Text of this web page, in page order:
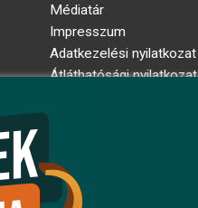
Médiatár
Impresszum
Adatkezelési nyilatkozat
Átláthatósági nyilatkozat